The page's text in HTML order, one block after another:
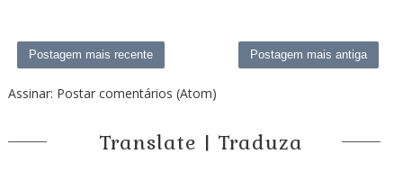
Postagem mais recente Postagem mais antiga
Assinar: Postar comentários (Atom)
Translate | Traduza